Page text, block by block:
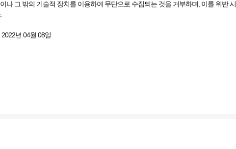
나 그 밖의 기술적 장치를 이용하여 무단으로 수집되는 것을 거부하며, 이를 위반 시
년 04월 08일